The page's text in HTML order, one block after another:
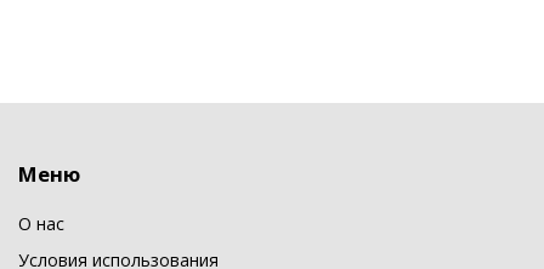
Меню
О нас
Условия использования